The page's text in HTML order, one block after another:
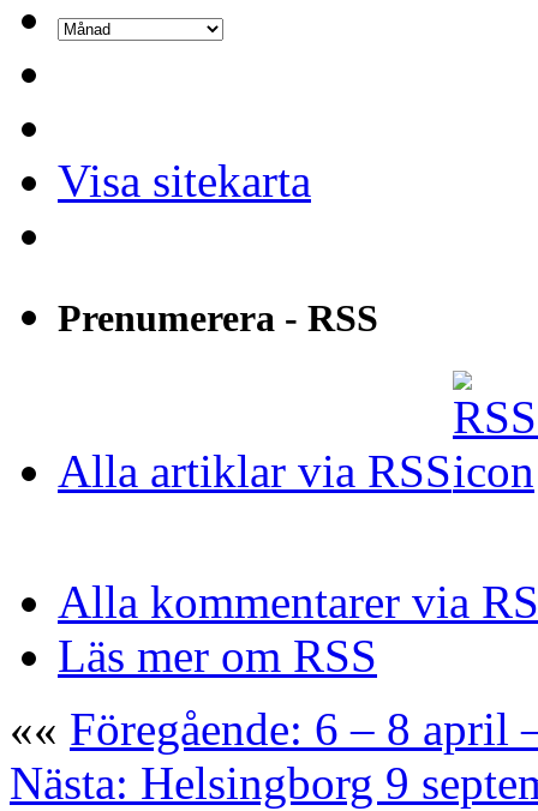
Visa sitekarta
Prenumerera - RSS
Alla artiklar via RSS
Alla kommentarer via
Läs mer om RSS
«« Föregående: 6 – 8 april
Nästa: Helsingborg 9